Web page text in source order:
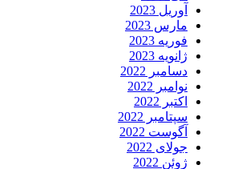
آوریل 2023
مارس 2023
فوریه 2023
ژانویه 2023
دسامبر 2022
نوامبر 2022
اکتبر 2022
سپتامبر 2022
آگوست 2022
جولای 2022
ژوئن 2022